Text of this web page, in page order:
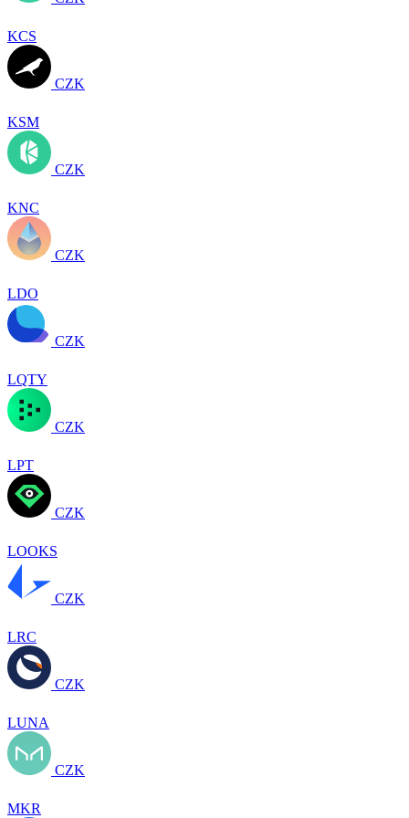
KCS
CZK
KSM
CZK
KNC
CZK
LDO
CZK
LQTY
CZK
LPT
CZK
LOOKS
CZK
LRC
CZK
LUNA
CZK
MKR